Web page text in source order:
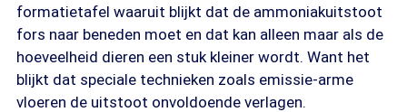
formatietafel waaruit blijkt dat de ammoniakuitstoot
fors naar beneden moet en dat kan alleen maar als de
hoeveelheid dieren een stuk kleiner wordt. Want het
blijkt dat speciale technieken zoals emissie-arme
vloeren de uitstoot onvoldoende verlagen.